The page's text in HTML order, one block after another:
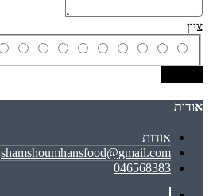
ציון
אודות
אודות
shamshoumhansfood@gmail.com
046568383